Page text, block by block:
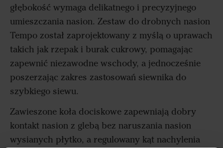
głębokość wymaga delikatnego i precyzyjnego
umieszczania nasion. Zestaw do drobnych nasion
Tempo został zaprojektowany z myślą o uprawach
takich jak rzepak i burak cukrowy, pomagając
zapewnić niezawodne wschody, a jednocześnie
poszerzając zakres zastosowań siewnika do
szybkiego siewu.
Zawieszone koła dociskowe zapewniają dobry
kontakt nasion z glebą bez naruszania nasion
wysianych płytko, a regulowany kąt nachylenia